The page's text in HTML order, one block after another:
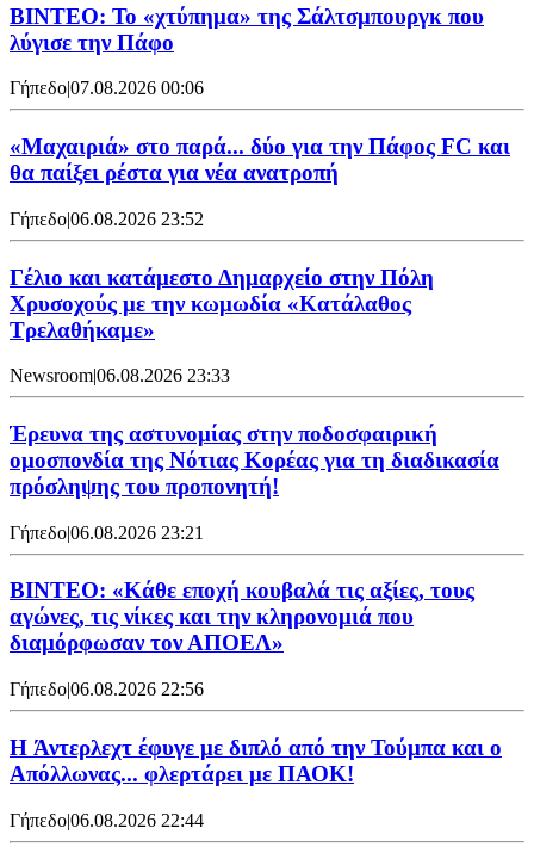
ΒΙΝΤΕΟ: Το «χτύπημα» της Σάλτσμπουργκ που
λύγισε την Πάφο
Γήπεδο|07.08.2026 00:06
«Μαχαιριά» στο παρά... δύο για την Πάφος FC και
θα παίξει ρέστα για νέα ανατροπή
Γήπεδο|06.08.2026 23:52
Γέλιο και κατάμεστο Δημαρχείο στην Πόλη
Χρυσοχούς με την κωμωδία «Κατάλαθος
Τρελαθήκαμε»
Newsroom|06.08.2026 23:33
Έρευνα της αστυνομίας στην ποδοσφαιρική
ομοσπονδία της Νότιας Κορέας για τη διαδικασία
πρόσληψης του προπονητή!
Γήπεδο|06.08.2026 23:21
ΒΙΝΤΕΟ: «Κάθε εποχή κουβαλά τις αξίες, τους
αγώνες, τις νίκες και την κληρονομιά που
διαμόρφωσαν τον ΑΠΟΕΛ»
Γήπεδο|06.08.2026 22:56
H Άντερλεχτ έφυγε με διπλό από την Τούμπα και ο
Απόλλωνας... φλερτάρει με ΠΑΟΚ!
Γήπεδο|06.08.2026 22:44